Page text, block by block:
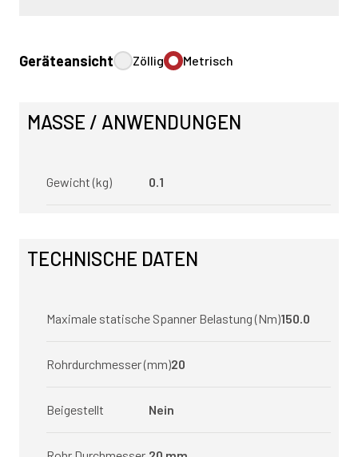
Geräteansicht Zöllig Metrisch
MASSE / ANWENDUNGEN
Gewicht (kg) 0.1
TECHNISCHE DATEN
Maximale statische Spanner Belastung (Nm)150.0
Rohrdurchmesser (mm)20
Beigestellt Nein